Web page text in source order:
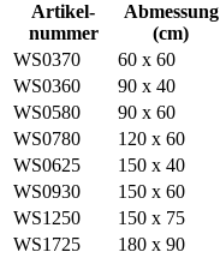
Artikel­
nummer
Abmess­ung
(cm)
WS0370
60 x 60
WS0360
90 x 40
WS0580
90 x 60
WS0780
120 x 60
WS0625
150 x 40
WS0930
150 x 60
WS1250
150 x 75
WS1725
180 x 90